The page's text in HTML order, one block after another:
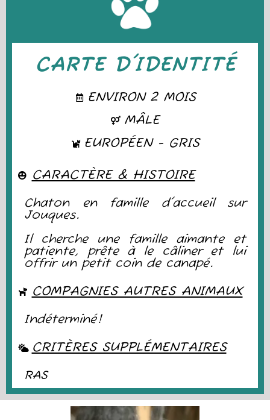
CARTE D'IDENTITÉ
ENVIRON 2 MOIS
MÂLE
EUROPÉEN - GRIS
CARACTÈRE & HISTOIRE
Chaton en famille d'accueil sur
Jouques.
Il cherche une famille aimante et
patiente, prête à le câliner et lui
offrir un petit coin de canapé.
COMPAGNIES AUTRES ANIMAUX
Indéterminé!
CRITÈRES SUPPLÉMENTAIRES
RAS